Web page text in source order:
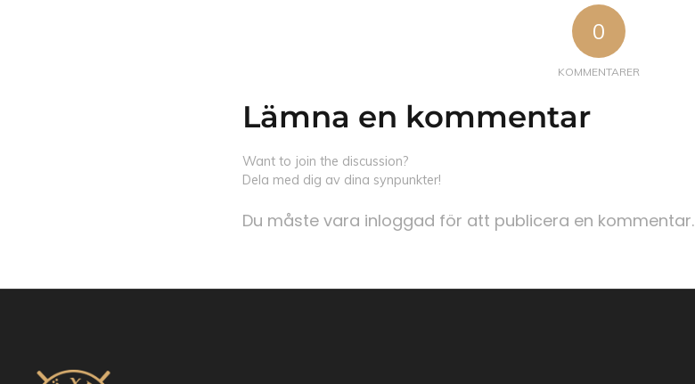
0
KOMMENTARER
Lämna en kommentar
Want to join the discussion?
Dela med dig av dina synpunkter!
Du måste vara inloggad för att publicera en kommentar.